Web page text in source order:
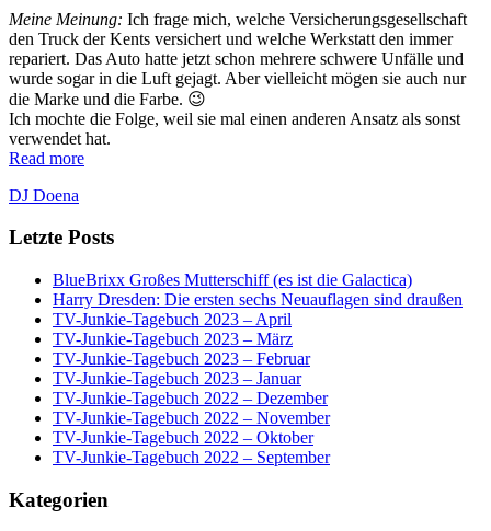
Meine Meinung: Ich frage mich, welche Versicherungsgesellschaft
den Truck der Kents versichert und welche Werkstatt den immer
repariert. Das Auto hatte jetzt schon mehrere schwere Unfälle und
wurde sogar in die Luft gejagt. Aber vielleicht mögen sie auch nur
die Marke und die Farbe. 😉
Ich mochte die Folge, weil sie mal einen anderen Ansatz als sonst
verwendet hat.
Read more
DJ Doena
Letzte Posts
BlueBrixx Großes Mutterschiff (es ist die Galactica)
Harry Dresden: Die ersten sechs Neuauflagen sind draußen
TV-Junkie-Tagebuch 2023 – April
TV-Junkie-Tagebuch 2023 – März
TV-Junkie-Tagebuch 2023 – Februar
TV-Junkie-Tagebuch 2023 – Januar
TV-Junkie-Tagebuch 2022 – Dezember
TV-Junkie-Tagebuch 2022 – November
TV-Junkie-Tagebuch 2022 – Oktober
TV-Junkie-Tagebuch 2022 – September
Kategorien